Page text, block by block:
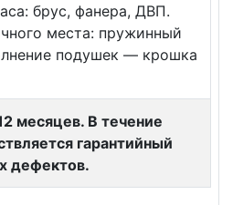
брус, фанера, ДВП.
места: пружинный
подушек — крошка
месяцев. В течение
гарантийный
дефектов.